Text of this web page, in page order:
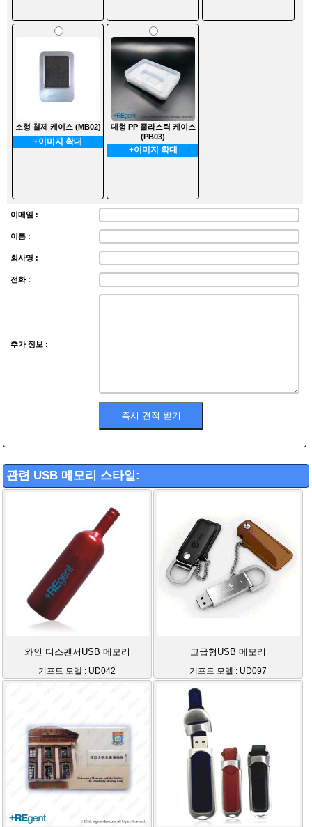
소형 철제 케이스 (MB02)
+이미지 확대
대형 PP 플라스틱 케이스
(PB03)
+이미지 확대
이메일 :
이름 :
회사명 :
전화 :
추가 정보 :
관련 USB 메모리 스타일:
와인 디스펜서USB 메모리
기프트 모델 : UD042
고급형USB 메모리
기프트 모델 : UD097